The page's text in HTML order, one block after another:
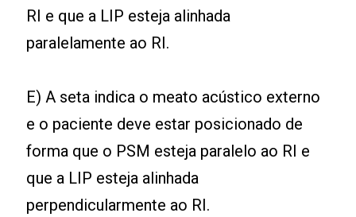
RI e que a LIP esteja alinhada
paralelamente ao RI.
E) A seta indica o meato acústico externo
e o paciente deve estar posicionado de
forma que o PSM esteja paralelo ao RI e
que a LIP esteja alinhada
perpendicularmente ao RI.